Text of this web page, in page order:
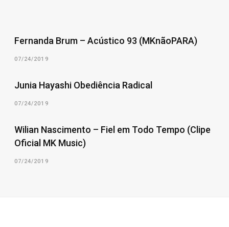
Fernanda Brum – Acústico 93 (MKnãoPARA)
07/24/2019
Junia Hayashi Obediência Radical
07/24/2019
Wilian Nascimento – Fiel em Todo Tempo (Clipe
Oficial MK Music)
07/24/2019